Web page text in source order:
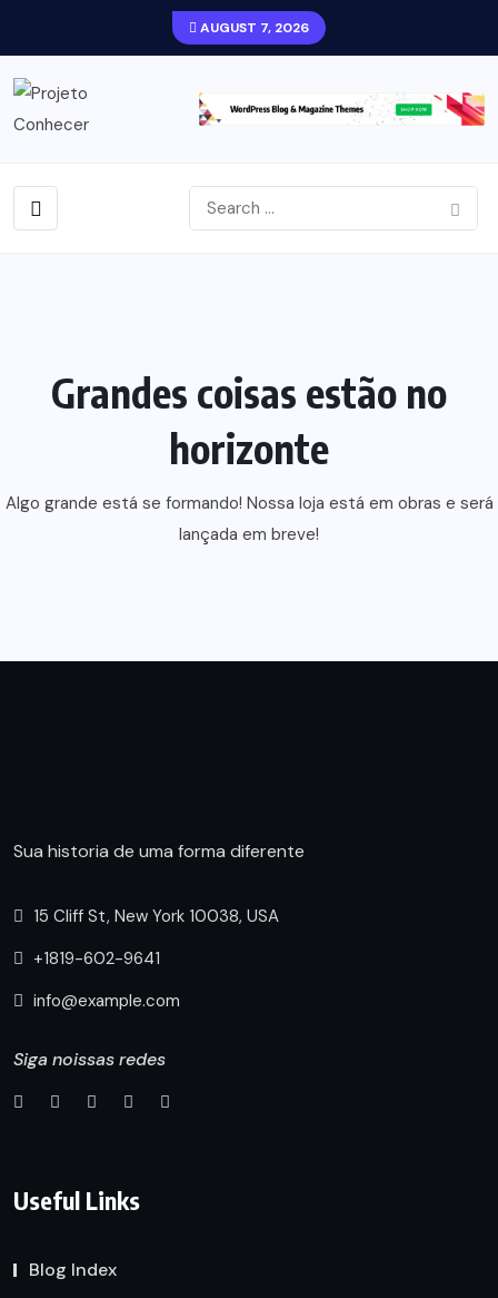
AUGUST 7, 2026
Grandes coisas estão no
horizonte
Algo grande está se formando! Nossa loja está em obras e será
lançada em breve!
Sua historia de uma forma diferente
15 Cliff St, New York 10038, USA
+1819-602-9641
info@example.com
Siga noissas redes
Useful Links
Blog Index